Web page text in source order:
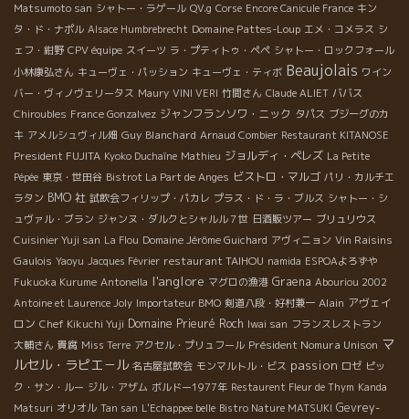
Matsumoto san シャトー・ラゲール QV.g Corse Encore Canicule France キン
タ・ド・ナポル Alsace Humbrebrecht Domaine Pattes-Loup エメ・コメラス シ
ェフ・紺野 CPV équipe スイーツ ラ・プティトゥ・ペペ シャトー・ロックフォール
小林康弘さん キューヴェ・パッション キューヴェ・ティボ Beaujolais ワイン
バー・ヴィノヴェリータス Maury VINI VERI 竹間さん Claude ALIET ババス
Chiroubles France Gonzalvez ジャンフランソワ・ニック タパス ブジーグのカ
キ アメルシュヴィル畑 Guy Blanchard Arnaud Combier Restaurant KITANOSE
President FUJITA Kyoko Duchaîne Mathieu ジョルディ・ペレズ La Petite
Pépée 東京・世田谷 Bistrot La Part de Anges ビストロ・マルゴ パリ・カルチエ
ラタン BMO 社 試飲会フィリップ・パカレ プラス・ド・ラ・ブルス シャトー・シ
ュヴァル・ブラン ジャンヌ・ダルクとシャルル７世 日酒販ツアー ブリュリウス
Cuisinier Yuji san La Flou Domaine Jérôme Guichard アヴィニョン Vin Raisins
Gaulois Yaoyu Jacques Février restaurant TAIHOU namida ESPOAよろずや
Fukuoka Kurume Antonella l'anglore マグロの漁港 Graena Abouriou 2002
Antoine et Laurence Joly Importateur BMO 剣道八段・好村兼一 Alain アヴェイ
ロン Chef Kikuchi Yuji Domaine Prieuré Roch Iwai san フランスレストラン
大輔さん 貴腐 Miss Terre アクセル・プリュフール Président Nomura Unison マ
ルセル・ラピエ－ル 名古屋試飲会 モンマルトル・ビス passion ロゼ ピッ
ク・サン・ルー ジル・アザム ボルドー1977年 Restaurent Fleur de Thym Kanda
Matsuri オリオル Tan san L'Echappee belle Bistro Nature MATSUKI Gevrey-